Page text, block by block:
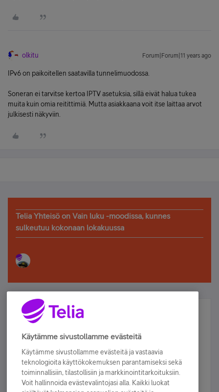
olkitu Forum|Forum|11 years ago
IPv6 on paikoitellen saatavilla tunnelimuodossa.
Soneran ei tarvitse kertoa IPTV asetuksia, sillä eivät halua tukea
muita kuin omia reitittimiä. Mutta asiakkaana voit itse laittaa arvot
julkisesti näkyviin.
Telia Yhteisö on Vain luku -moodissa, kunnes
sulkeutuu kokonaan lokakuussa
Älä jää paitsi – osallistu ja voita!
Tilaa Telian uutiskirje ja olet mukana arvonnassa.
sähköpostiisi.
Tilaa nyt
Käytämme sivustollamme evästeitä
Käytämme sivustollamme evästeitä ja vastaavia
teknologioita käyttökokemuksen parantamiseksi sekä
toiminnallisiin, tilastollisiin ja markkinointitarkoituksiin.
Voit hallinnoida evästevalintojasi alla. Kaikki luokat